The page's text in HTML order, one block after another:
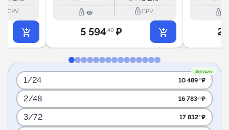
CPV lock_outline lock_outlineCPV
5 594.40 ₽
lock_outline
2
Выгодно
1/24 10 489.50₽
2/48 16 783.20₽
3/72 17 832.15₽